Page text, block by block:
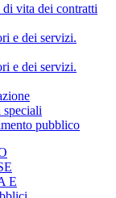
vita dei contratti
e dei servizi.
e dei servizi.
speciali
pubblico
E